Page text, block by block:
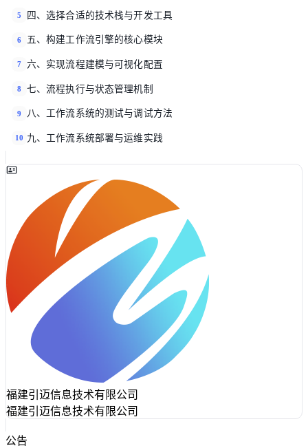
5 四、选择合适的技术栈与开发工具
6 五、构建工作流引擎的核心模块
7 六、实现流程建模与可视化配置
8 七、流程执行与状态管理机制
9 八、工作流系统的测试与调试方法
10 九、工作流系统部署与运维实践
福建引迈信息技术有限公司
福建引迈信息技术有限公司
公告